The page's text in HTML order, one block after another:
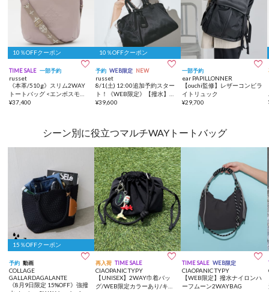
10％OFFクーポン
TIME SALE 一部予約 
russet
《本革/510g》スリム2WAY
トートバッグ <エンボスモノ
グラム>
¥37,400
10％OFFクーポン
予約 WEB限定 NEW 
russet
8/1(土) 12:00追加予約スター
ト！《WEB限定》【撥水】ク
ラウズナイロン2WAYボスト
¥39,600
一部予約 
ear PAPILLONNER
【ouchi監修】レザーコンビラ
イトリュック
¥29,700
シーン別に役立つマルチWAYトートバッグ
15％OFFクーポン
予約 動画 
COLLAGE
GALLARDAGALANTE
《8月9日限定 15%OFF》強撥
再入荷 TIME SALE 
CIAOPANIC TYPY
【UNISEX】2WAY巾着バッ
グ/WEB限定カラーあり/キー
TIME SALE WEB限定 
CIAOPANIC TYPY
【WEB限定】撥水ナイロンハ
ーフムーン2WAYBAG